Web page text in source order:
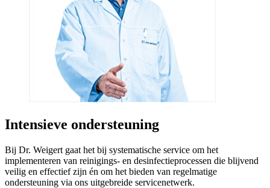
Intensieve ondersteuning
Bij Dr. Weigert gaat het bij systematische service om het
implementeren van reinigings- en desinfectieprocessen die blijvend
veilig en effectief zijn én om het bieden van regelmatige
ondersteuning via ons uitgebreide servicenetwerk.